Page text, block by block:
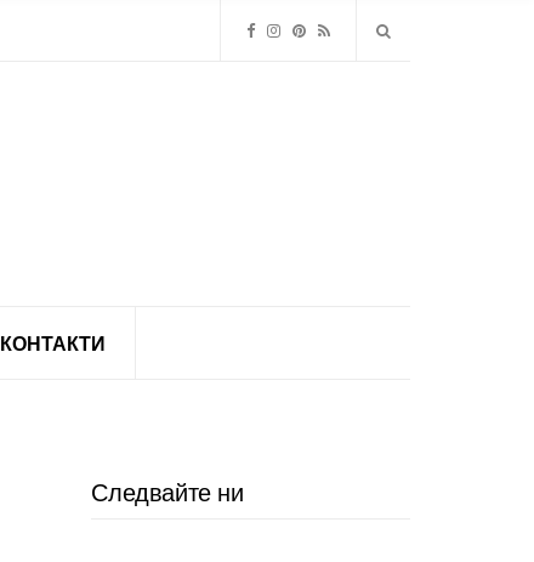
КОНТАКТИ
Следвайте ни